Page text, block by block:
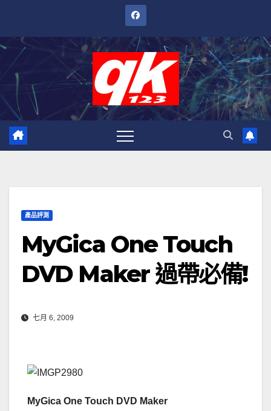
內
產品評測
MyGica One Touch
DVD Maker 過帶必備!
七月 6, 2009
MyGica One Touch DVD Maker